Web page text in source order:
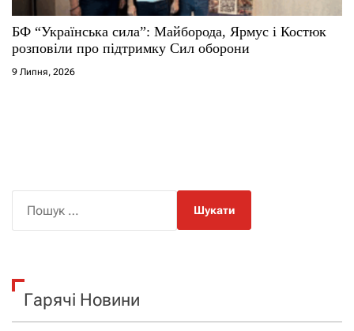
БФ “Українська сила”: Майборода, Ярмус і Костюк
розповіли про підтримку Сил оборони
9 Липня, 2026
к
Гарячі Новини